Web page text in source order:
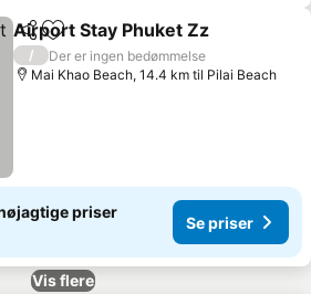
Del Føj til favoritter
Airport Stay Phuket Zz
/
Der er ingen bedømmelse
Mai Khao Beach, 14.4 km til Pilai Beach
priser
Se priser
Vis flere